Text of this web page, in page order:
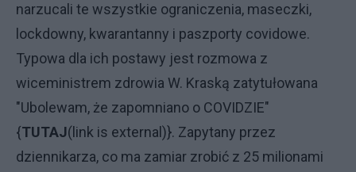
narzucali te wszystkie ograniczenia, maseczki,
lockdowny, kwarantanny i paszporty covidowe.
Typowa dla ich postawy jest rozmowa z
wiceministrem zdrowia W. Kraską zatytułowana
"Ubolewam, że zapomniano o COVIDZIE"
{TUTAJ(link is external)}. Zapytany przez
dziennikarza, co ma zamiar zrobić z 25 milionami